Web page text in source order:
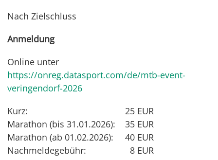
Nach Zielschluss
Anmeldung
Online unter
https://onreg.datasport.com/de/mtb-event-
veringendorf-2026
Kurz:
25 EUR
Marathon (bis 31.01.2026):
35 EUR
Marathon (ab 01.02.2026):
40 EUR
Nachmeldegebühr:
8 EUR